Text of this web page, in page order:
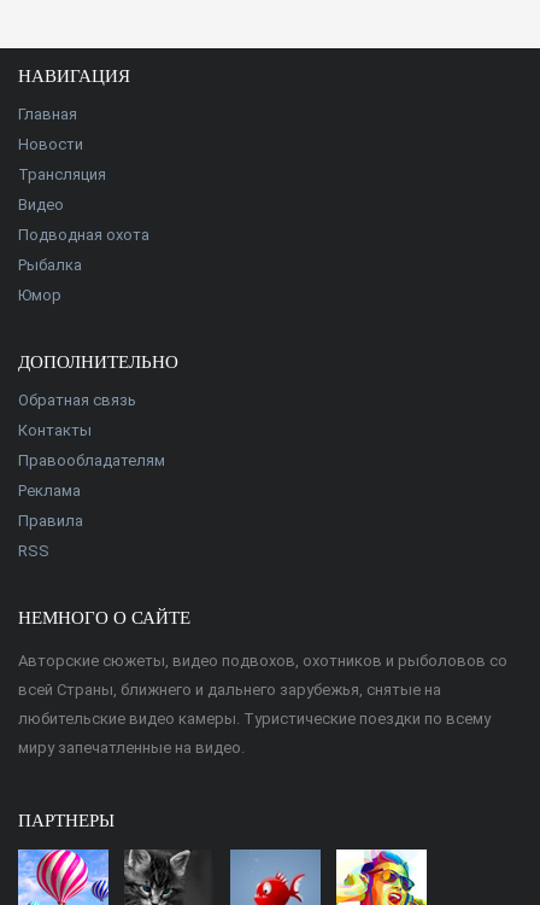
НАВИГАЦИЯ
Главная
Новости
Трансляция
Видео
Подводная охота
Рыбалка
Юмор
ДОПОЛНИТЕЛЬНО
Обратная связь
Контакты
Правообладателям
Реклама
Правила
RSS
НЕМНОГО О САЙТЕ
Авторские сюжеты, видео подвохов, охотников и рыболовов со
всей Страны, ближнего и дальнего зарубежья, снятые на
любительские видео камеры. Туристические поездки по всему
миру запечатленные на видео.
ПАРТНЕРЫ